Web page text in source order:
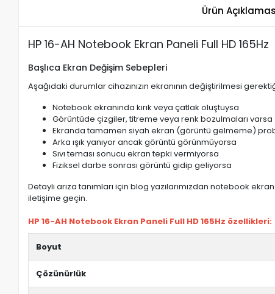
Ürün
HP 16-AH Notebook Ekran Paneli Full HD 165Hz
Başlıca Ekran Değişim Sebepleri
Aşağıdaki durumlar cihazınızın ekranının değiştirilmesi
Notebook ekranında kırık veya çatlak oluştuysa
Görüntüde çizgiler, titreme veya renk bozulmaları varsa
Ekranda tamamen siyah ekran (görüntü gelmeme)
Arka ışık yanıyor ancak görüntü görünmüyorsa
Sıvı teması sonucu ekran tepki vermiyorsa
Fiziksel darbe sonrası görüntü gidip geliyorsa
Detaylı arıza tanımları için blog yazılarımızdan notebook
iletişime geçin.
HP 16-AH Notebook Ekran Paneli Full HD 165Hz özellikleri:
Boyut
Çözünürlük